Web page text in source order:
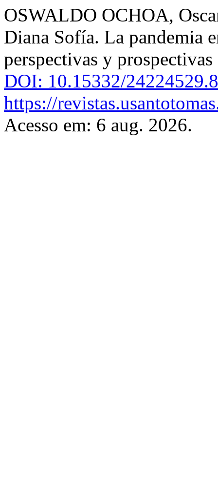
OSWALDO OCHOA,
Diana Sofía. La pandemia
perspectivas y
DOI: 10.15332/
https://
Acesso em: 6 aug. 2026.